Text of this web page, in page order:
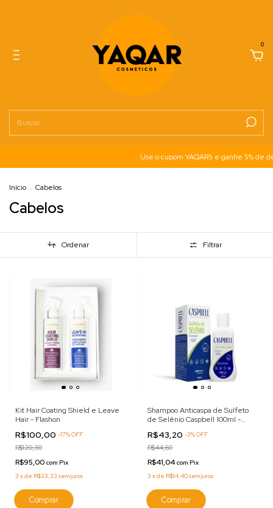
0
Use o cupom YAQAR5 e ganhe 5% de desconto
Início . Cabelos
Cabelos
Ordenar Filtrar
Kit Hair Coating Shield e Leave
Hair - Flashon
R$100,00 -17%OFF
R$120,30
R$95,00 com Pix
3 xde R$33,33 sem juros
Shampoo Anticaspa de Sulfeto
de Selênio Caspbell 100ml -
R$43,20 -3%OFF
R$44,60
R$41,04 com Pix
3 xde R$14,40sem juros